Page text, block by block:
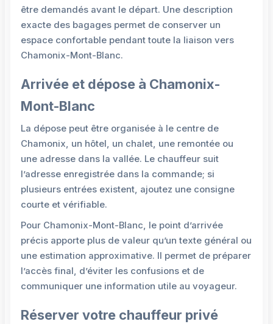
être demandés avant le départ. Une description
exacte des bagages permet de conserver un
espace confortable pendant toute la liaison vers
Chamonix-Mont-Blanc.
Arrivée et dépose à Chamonix-
Mont-Blanc
La dépose peut être organisée à le centre de
Chamonix, un hôtel, un chalet, une remontée ou
une adresse dans la vallée. Le chauffeur suit
l’adresse enregistrée dans la commande; si
plusieurs entrées existent, ajoutez une consigne
courte et vérifiable.
Pour Chamonix-Mont-Blanc, le point d’arrivée
précis apporte plus de valeur qu’un texte général ou
une estimation approximative. Il permet de préparer
l’accès final, d’éviter les confusions et de
communiquer une information utile au voyageur.
Réserver votre chauffeur privé